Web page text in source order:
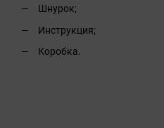
Шнурок;
Инструкция;
Коробка.